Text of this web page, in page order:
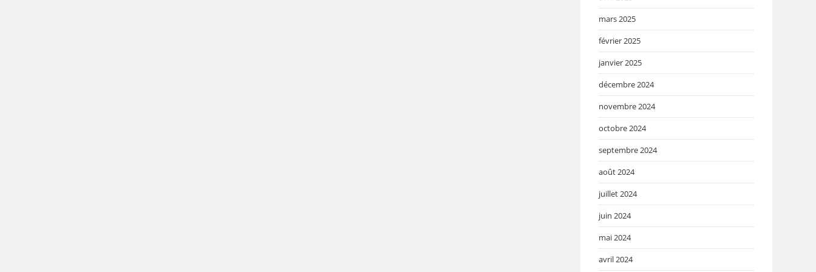
mars 2025
février 2025
janvier 2025
décembre 2024
novembre 2024
octobre 2024
septembre 2024
août 2024
juillet 2024
juin 2024
mai 2024
avril 2024